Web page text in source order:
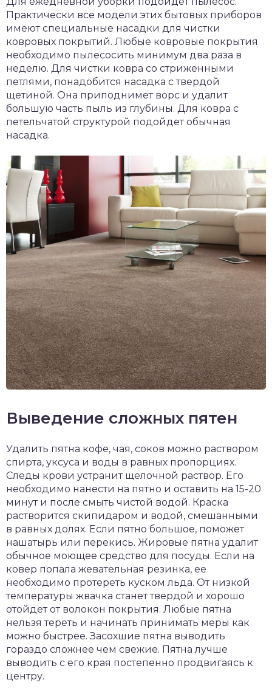
Практически все модели этих бытовых приборов
имеют специальные насадки для чистки
ковровых покрытий. Любые ковровые покрытия
необходимо пылесосить минимум два раза в
неделю. Для чистки ковра со стриженными
петлями, понадобится насадка с твердой
щетиной. Она приподнимет ворс и удалит
большую часть пыль из глубины. Для ковра с
петельчатой структурой подойдет обычная
насадка.
Выведение сложных пятен
Удалить пятна кофе, чая, соков можно раствором
спирта, уксуса и воды в равных пропорциях.
Следы крови устранит щелочной раствор. Его
необходимо нанести на пятно и оставить на 15-20
минут и после смыть чистой водой. Краска
растворится скипидаром и водой, смешанными
в равных долях. Если пятно большое, поможет
нашатырь или перекись. Жировые пятна удалит
обычное моющее средство для посуды. Если на
ковер попала жевательная резинка, ее
необходимо протереть куском льда. От низкой
температуры жвачка станет твердой и хорошо
отойдет от волокон покрытия. Любые пятна
нельзя тереть и начинать принимать меры как
можно быстрее. Засохшие пятна выводить
гораздо сложнее чем свежие. Пятна лучше
выводить с его края постепенно продвигаясь к
центру.